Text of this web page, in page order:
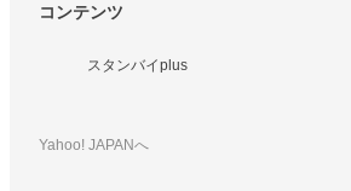
コンテンツ
スタンバイplus
Yahoo! JAPANへ